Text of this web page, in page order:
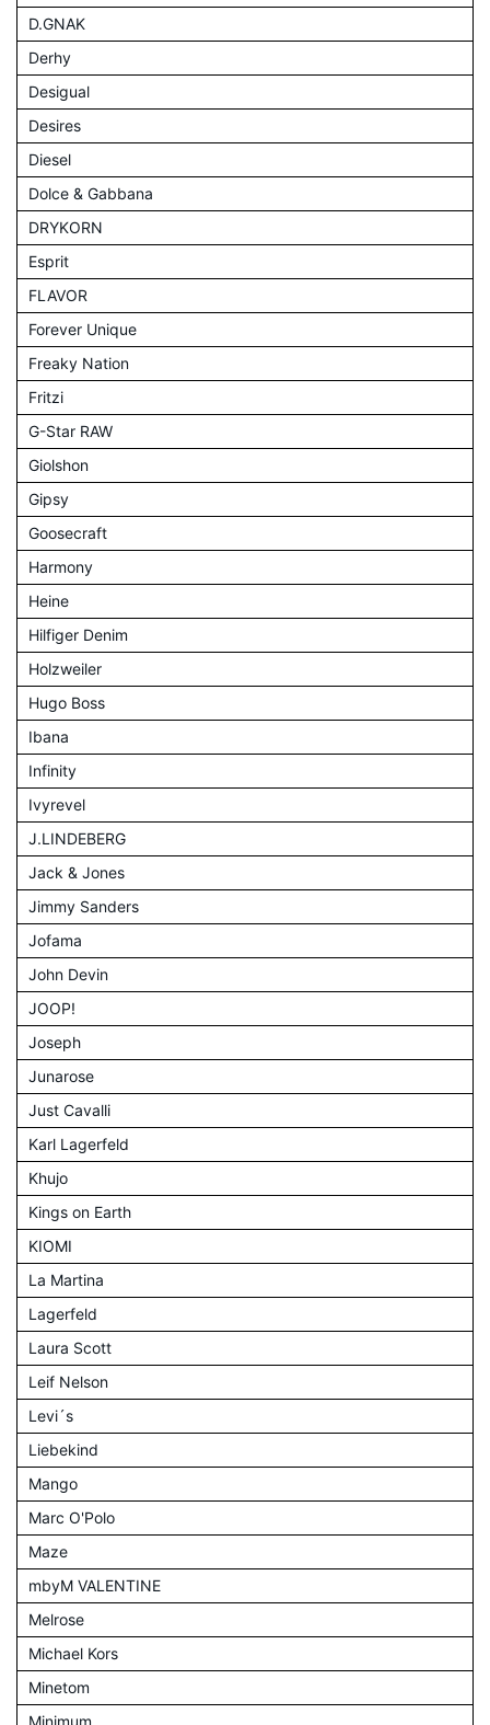
D.GNAK
Derhy
Desigual
Desires
Diesel
Dolce & Gabbana
DRYKORN
Esprit
FLAVOR
Forever Unique
Freaky Nation
Fritzi
G-Star RAW
Giolshon
Gipsy
Goosecraft
Harmony
Heine
Hilfiger Denim
Holzweiler
Hugo Boss
Ibana
Infinity
Ivyrevel
J.LINDEBERG
Jack & Jones
Jimmy Sanders
Jofama
John Devin
JOOP!
Joseph
Junarose
Just Cavalli
Karl Lagerfeld
Khujo
Kings on Earth
KIOMI
La Martina
Lagerfeld
Laura Scott
Leif Nelson
Levi´s
Liebekind
Mango
Marc O'Polo
Maze
mbyM VALENTINE
Melrose
Michael Kors
Minetom
Minimum